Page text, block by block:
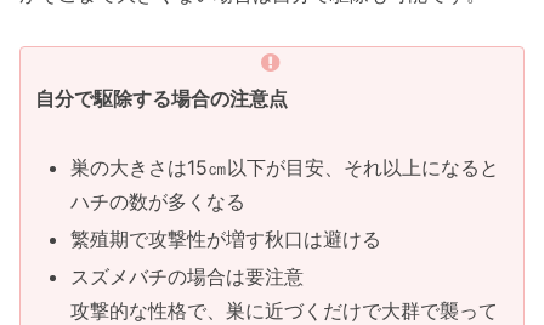
自分で駆除する場合の注意点
巣の大きさは15㎝以下が目安、それ以上になると
ハチの数が多くなる
繁殖期で攻撃性が増す秋口は避ける
スズメバチの場合は要注意
攻撃的な性格で、巣に近づくだけで大群で襲って